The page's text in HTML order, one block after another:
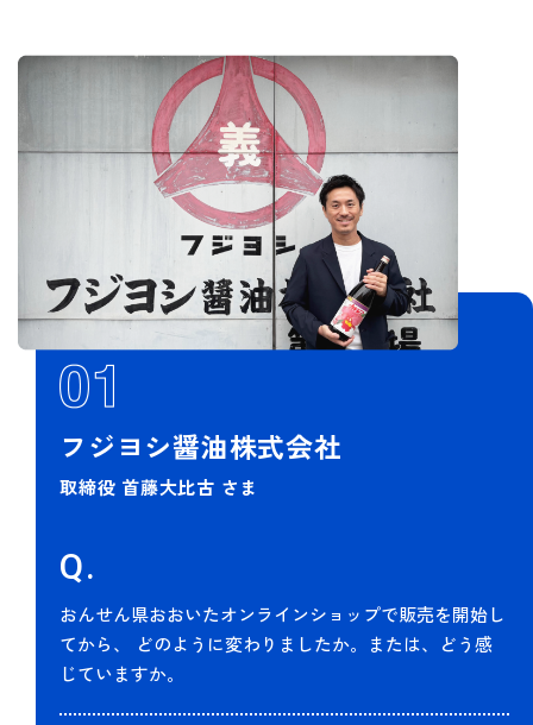
フジヨシ醤油株式会社
取締役 首藤大比古 さま
Q.
おんせん県おおいたオンラインショップで販売を開始し
てから、
どのように変わりましたか。または、どう感
じていますか。